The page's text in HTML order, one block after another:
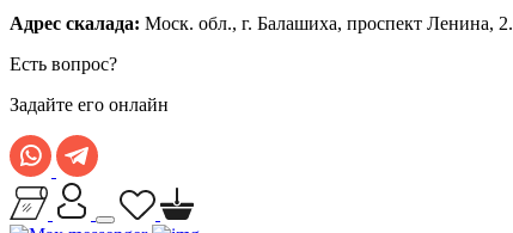
Адрес скалада: Моск. обл., г. Балашиха, проспект Ленина, 2.
Есть вопрос?
Задайте его онлайн